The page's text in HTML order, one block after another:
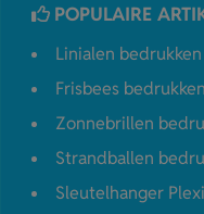
POPULAIRE
Linialen bedrukken
Frisbees bedrukken
Zonnebrillen
Strandballen
Sleutelhanger